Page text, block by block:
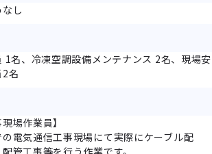
し
1名、冷凍空調設備メンテナンス 2名、現場安
名
場作業員】
電気通信工事現場にて実際にケーブル配
管工事等を行う作業です。